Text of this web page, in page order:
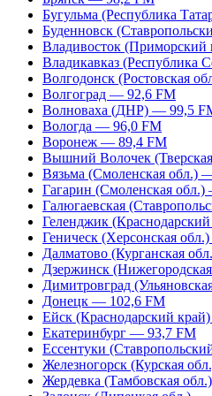
Бугульма (Республика
Буденновск
Владивосток
Владикавказ
Волгодонск (Ростовская
Волгоград — 92,6 FM
Волноваха (ДНР) — 99,5
Вологда — 96,0 FM
Воронеж — 89,4 FM
Вышний Волочек
Вязьма (Смоленская обл.)
Гагарин (Смоленская
Галюгаевская
Геленджик
Геническ (Херсонская
Далматово (Курганская
Дзержинск
Димитровград
Донецк — 102,6 FM
Ейск (Краснодарский
Екатеринбург — 93,7 FM
Ессентуки
Железногорск (Курская
Жердевка (Тамбовская